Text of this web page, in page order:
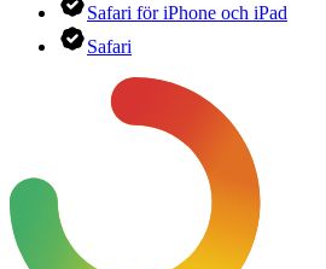
Safari för iPhone och iPad
Safari